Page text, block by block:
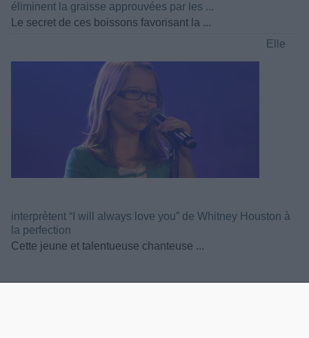
éliminent la graisse approuvées par les ...
Le secret de ces boissons favorisant la ...
Elle
interprètent “I will always love you” de Whitney Houston à
la perfection
Cette jeune et talentueuse chanteuse ...